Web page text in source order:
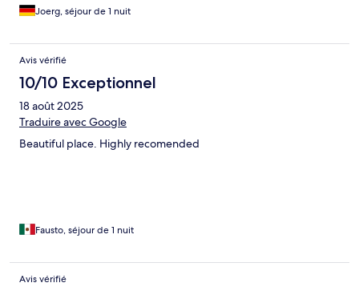
Joerg, séjour de 1 nuit
Avis vérifié
10/10 Exceptionnel
18 août 2025
Traduire avec Google
Beautiful place. Highly recomended
Fausto, séjour de 1 nuit
Avis vérifié